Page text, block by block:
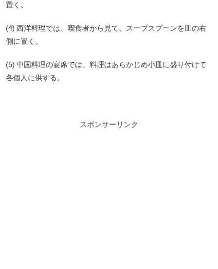
置く。
(4) 西洋料理では、喫食者から見て、スープスプーンを皿の右
側に置く。
(5) 中国料理の宴席では、料理はあらかじめ小皿に盛り付けて
各個人に供する。
スポンサーリンク